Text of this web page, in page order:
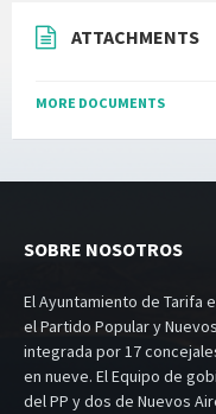
ATTACHMENTS
MORE DOCUMENTS
SOBRE NOSOTROS
El Ayuntamiento de Tarifa
el Partido Popular y
integrada por 17
en nueve. El Equipo de
del PP y dos de Nuevos